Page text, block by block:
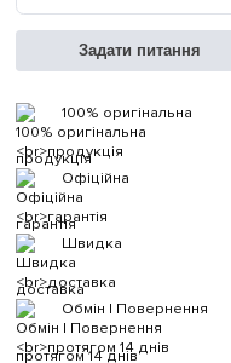
Задати питання
100% оригінальна
продукція
Офіційна
гарантія
Швидка
доставка
Обмін | Повернення
протягом 14 днів